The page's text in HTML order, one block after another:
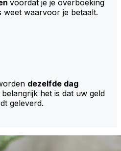
voordat je je overboeking
weet waarvoor je betaalt.
dezelfde dag
het is dat uw geld
geleverd.